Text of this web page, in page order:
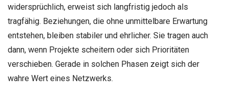
widersprüchlich, erweist sich langfristig jedoch als
tragfähig. Beziehungen, die ohne unmittelbare Erwartung
entstehen, bleiben stabiler und ehrlicher. Sie tragen auch
dann, wenn Projekte scheitern oder sich Prioritäten
verschieben. Gerade in solchen Phasen zeigt sich der
wahre Wert eines Netzwerks.